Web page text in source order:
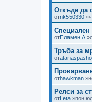
Откъде да
отnk550330
Специален
отПламен А
Тръба за
от
отhawkman
Релси за
отLeta »пон